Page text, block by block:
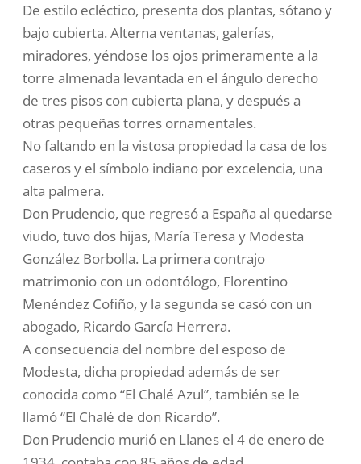
De estilo ecléctico, presenta dos plantas, sótano y
bajo cubierta. Alterna ventanas, galerías,
miradores, yéndose los ojos primeramente a la
torre almenada levantada en el ángulo derecho
de tres pisos con cubierta plana, y después a
otras pequeñas torres ornamentales.
No faltando en la vistosa propiedad la casa de los
caseros y el símbolo indiano por excelencia, una
alta palmera.
Don Prudencio, que regresó a España al quedarse
viudo, tuvo dos hijas, María Teresa y Modesta
González Borbolla. La primera contrajo
matrimonio con un odontólogo, Florentino
Menéndez Cofiño, y la segunda se casó con un
abogado, Ricardo García Herrera.
A consecuencia del nombre del esposo de
Modesta, dicha propiedad además de ser
conocida como “El Chalé Azul”, también se le
llamó “El Chalé de don Ricardo”.
Don Prudencio murió en Llanes el 4 de enero de